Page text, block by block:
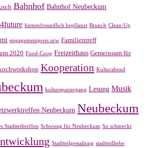
Bahnhof Bahnhof Neubeckum
bienenfreundlich bepflanzt Brunch Clean-Up
engagementpreis nrw Familientreff
2020 Food-Coop Freizeithaus Gemeinsam für
Kooperation Kulturabend
kulturspaziergang Lesung Musik
Neubeckum Neubeckum
Stadtteiltreffen Schwung für Neubeckum So schmeckt
Stadtteilgestaltung stadtteilliebe